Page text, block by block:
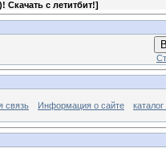
Скачать с летитбит!]
связь Информация о сайте